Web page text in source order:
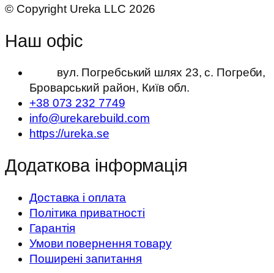
© Copyright Ureka LLC 2026
Наш офіс
вул. Погребський шлях 23, с. Погреби,
Броварський район, Київ обл.
+38 073 232 7749
info@urekarebuild.com
https://ureka.se
Додаткова інформація
Доставка і оплата
Політика приватності
Гарантія
Умови повернення товару
Поширені запитання